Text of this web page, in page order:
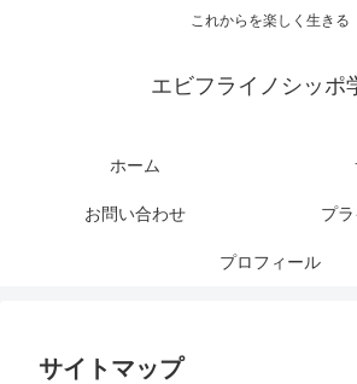
これからを楽しく生きる
エビフライノシッポ
ホーム
お問い合わせ プ
プロフィール
サイトマップ